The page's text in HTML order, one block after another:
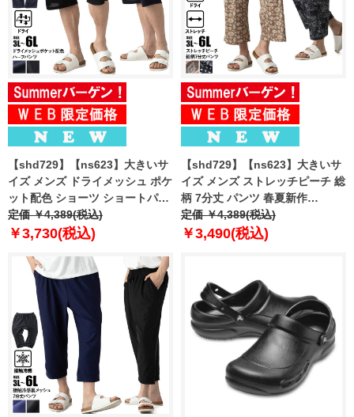
【shd729】【ns623】大きいサ
イズ メンズ ドライメッシュ ポケ
ット配色 ショーツ ショートパン
ツ ハーフパンツ 春夏新作
302252az 【fre】
定価 ￥4,389(税込)
￥3,730(税込)
【shd729】【ns623】大きいサ
イズ メンズ ストレッチピーチ 総
柄 7分丈 パンツ 春夏新作
302249az 【fre】
定価 ￥4,389(税込)
￥3,490(税込)